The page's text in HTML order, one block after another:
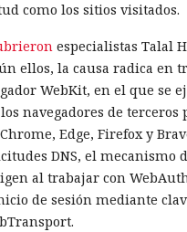
como los sitios visitados.
especialistas Talal
ellos, la causa radica en
WebKit, en el que se
navegadores de terceros
Edge, Firefox y
DNS, el mecanismo
al trabajar con
de sesión mediante